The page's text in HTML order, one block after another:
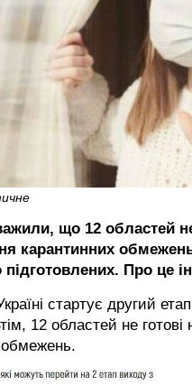
що 12 областей
карантинних
Про це
стартує другий
12 областей не готові